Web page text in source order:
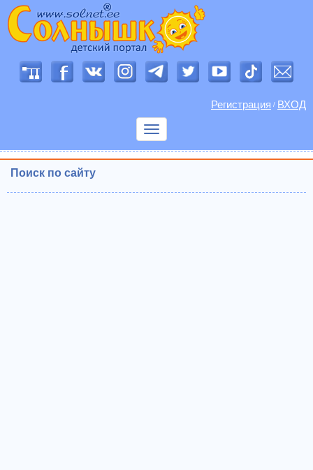
Регистрация / ВХОД
Показать
Поиск по сайту